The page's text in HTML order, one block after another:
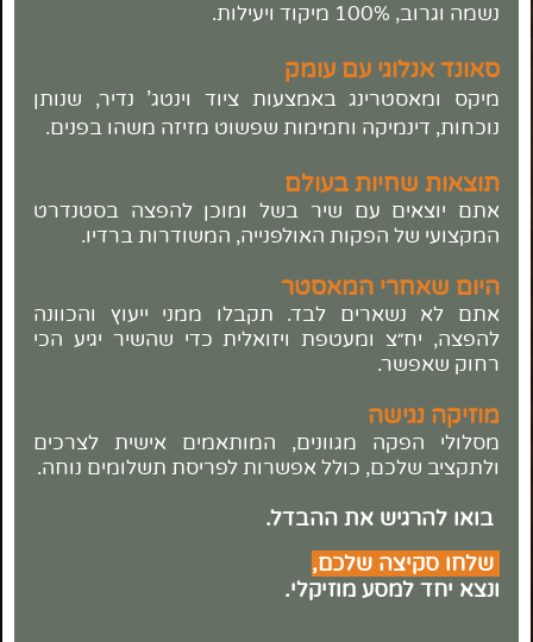
נשמה וגרוב, 100% מיקוד ויעילות.
סאונד אנלוגי עם עומק
מיקס ומאסטרינג באמצעות ציוד וינטג' נדיר, שנותן
נוכחות, דינמיקה וחמימות שפשוט מזיזה משהו בפנים.
תוצאות שחיות בעולם
אתם יוצאים עם שיר בשל ומוכן להפצה בסטנדרט
המקצועי של הפקות האולפנייה, המשודרות ברדיו.
היום שאחרי המאסטר
אתם לא נשארים לבד. תקבלו ממני ייעוץ והכוונה
להפצה, יח״צ ומעטפת ויזואלית כדי שהשיר יגיע הכי
רחוק שאפשר.
מוזיקה נגישה
מסלולי הפקה מגוונים, המותאמים אישית לצרכים
ולתקציב שלכם, כולל אפשרות לפריסת תשלומים נוחה.
בואו להרגיש את ההבדל.
שלחו סקיצה שלכם,
ונצא יחד למסע מוזיקלי.